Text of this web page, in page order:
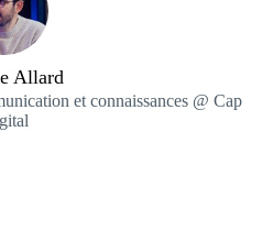
Allard
et connaissances @ Cap